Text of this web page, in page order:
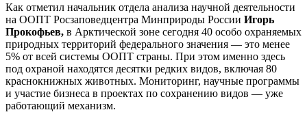
Как отметил начальник отдела анализа научной деятельности
на ООПТ Росзаповедцентра Минприроды России Игорь
Прокофьев, в Арктической зоне сегодня 40 особо охраняемых
природных территорий федерального значения — это менее
5% от всей системы ООПТ страны. При этом именно здесь
под охраной находятся десятки редких видов, включая 80
краснокнижных животных. Мониторинг, научные программы
и участие бизнеса в проектах по сохранению видов — уже
работающий механизм.